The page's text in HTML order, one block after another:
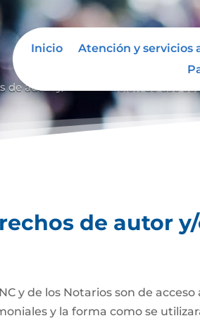
Inicio Atención y servicios
de autor y/
de autor
y de los Notarios son de
y la forma como se